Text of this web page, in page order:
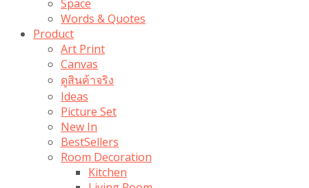
Space
Words & Quotes
Product
Art Print
Canvas
ดูสินค้าจริง
Ideas
Picture Set
New In
BestSellers
Room Decoration
Kitchen